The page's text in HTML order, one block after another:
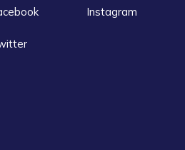
Instagram